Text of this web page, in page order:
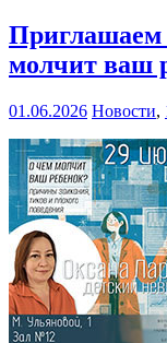
молчит ваш
01.06.2026 Новости,